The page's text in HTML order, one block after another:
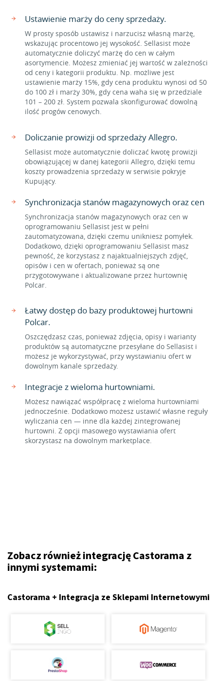
Ustawienie marży do ceny sprzedaży.
W prosty sposób ustawisz i narzucisz własną marżę,
wskazując procentowo jej wysokość. Sellasist może
automatycznie doliczyć marżę do cen w całym
asortymencie. Możesz zmieniać jej wartość w zależności
od ceny i kategorii produktu. Np. możliwe jest
ustawienie marży 15%, gdy cena produktu wynosi od 50
do 100 zł i marży 30%, gdy cena waha się w przedziale
101 – 200 zł. System pozwala skonfigurować dowolną
ilość progów cenowych.
Doliczanie prowizji od sprzedaży Allegro.
Sellasist może automatycznie doliczać kwotę prowizji
obowiązującej w danej kategorii Allegro, dzięki temu
koszty prowadzenia sprzedaży w serwisie pokryje
Kupujący.
Synchronizacja stanów magazynowych oraz cen
Synchronizacja stanów magazynowych oraz cen w
oprogramowaniu Sellasist jest w pełni
zautomatyzowana, dzięki czemu unikniesz pomyłek.
Dodatkowo, dzięki oprogramowaniu Sellasist masz
pewność, że korzystasz z najaktualniejszych zdjęć,
opisów i cen w ofertach, ponieważ są one
przygotowywane i aktualizowane przez hurtownię
Polcar.
Łatwy dostęp do bazy produktowej hurtowni
Polcar.
Oszczędzasz czas, ponieważ zdjęcia, opisy i warianty
produktów są automatyczne przesyłane do Sellasist i
możesz je wykorzystywać, przy wystawianiu ofert w
dowolnym kanale sprzedaży.
Integracje z wieloma hurtowniami.
Możesz nawiązać współpracę z wieloma hurtowniami
jednocześnie. Dodatkowo możesz ustawić własne reguły
wyliczania cen — inne dla każdej zintegrowanej
hurtowni. Z opcji masowego wystawiania ofert
skorzystasz na dowolnym marketplace.
Zobacz również integrację Castorama z
innymi systemami:
Castorama + Integracja ze Sklepami Internetowymi